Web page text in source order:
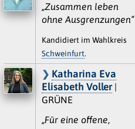
„Zusammen leben
ohne Ausgrenzungen“
Kandidiert im Wahlkreis
Schweinfurt.
Katharina Eva
Elisabeth Voller|
GRÜNE
„Für eine offene,